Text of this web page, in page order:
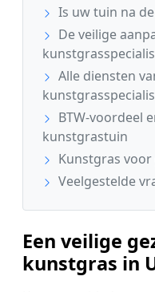
Is uw tuin na
De veilige
Alle diensten
BTW-voordeel
kunstgrastuin
Kunstgras
Veelgestelde
Een veilige
kunstgras in